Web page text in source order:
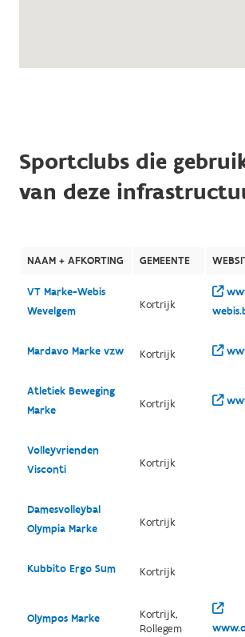
Sportclubs die
van deze
NAAM + AFKORTING GEMEENTE
VT Marke-Webis
Wevelgem
Kortrijk
Mardavo Marke vzw Kortrijk
Atletiek Beweging
Marke
Kortrijk
Volleyvrienden
Visconti
Kortrijk
Damesvolleybal
Olympia Marke
Kortrijk
Kubbito Ergo Sum Kortrijk
Olympos Marke
Kortrijk,
Rollegem